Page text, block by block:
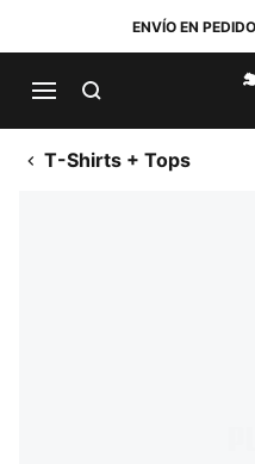
ENVÍO EN
T-Shirts + Tops